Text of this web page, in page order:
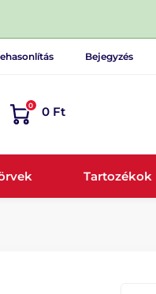
Bejegyzés
0 0 Ft
Tartozékok